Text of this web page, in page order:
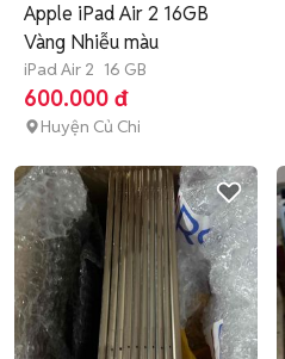
Apple iPad Air 2 16GB
Vàng Nhiễu màu
iPad Air 2 16 GB
600.000 đ
Huyện Củ Chi